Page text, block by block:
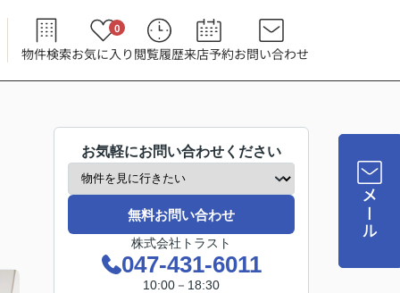
物件検索お気に入り
0
閲覧履歴来店予約お問い合わせ
メール
お気軽にお問い合わせください
無料お問い合わせ
株式会社トラスト
047-431-6011
10:00－18:30